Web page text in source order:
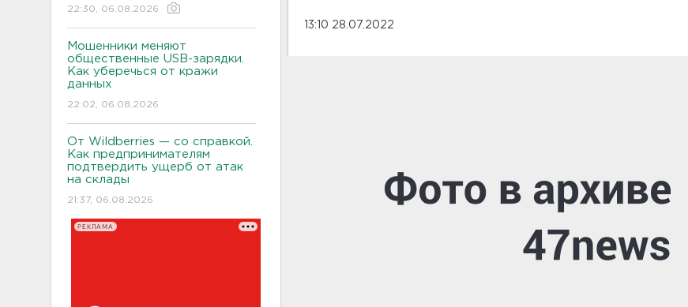
22:30, 06.08.2026
Мошенники меняют
общественные USB-зарядки.
Как уберечься от кражи
данных
22:02, 06.08.2026
От Wildberries — со справкой.
Как предпринимателям
подтвердить ущерб от атак
на склады
21:37, 06.08.2026
РЕКЛАМА
13:10 28.07.2022